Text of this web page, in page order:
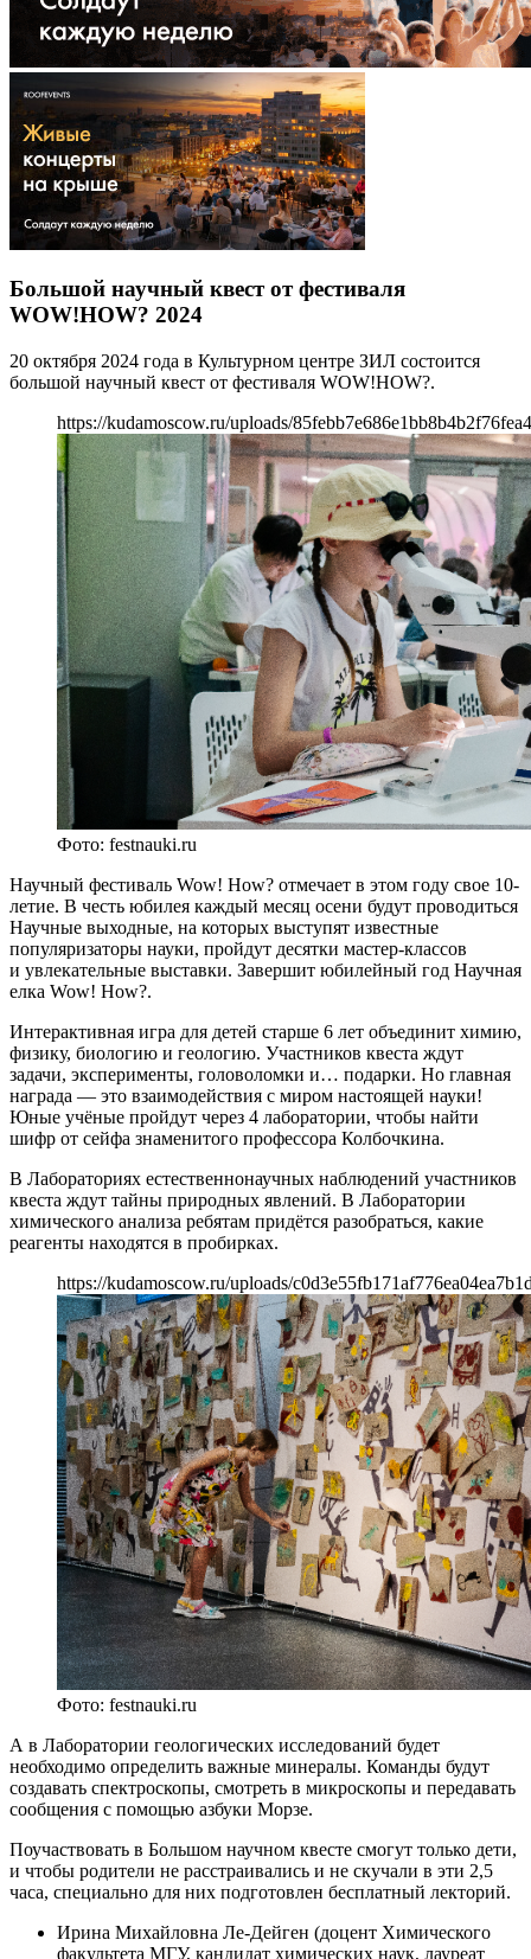
Большой научный квест от фестиваля
WOW!HOW? 2024
20 октября 2024 года в Культурном центре ЗИЛ состоится
большой научный квест от фестиваля WOW!HOW?.
https://kudamoscow.ru/uploads/
Фото: festnauki.ru
Научный фестиваль Wow! How? отмечает в этом году свое 10-
летие. В честь юбилея каждый месяц осени будут проводиться
Научные выходные, на которых выступят известные
популяризаторы науки, пройдут десятки мастер-классов
и увлекательные выставки. Завершит юбилейный год Научная
елка Wow! How?.
Интерактивная игра для детей старше 6 лет объединит химию,
физику, биологию и геологию. Участников квеста ждут
задачи, эксперименты, головоломки и… подарки. Но главная
награда — это взаимодействия с миром настоящей науки!
Юные учёные пройдут через 4 лаборатории, чтобы найти
шифр от сейфа знаменитого профессора Колбочкина.
В Лабораториях естественнонаучных наблюдений участников
квеста ждут тайны природных явлений. В Лаборатории
химического анализа ребятам придётся разобраться, какие
реагенты находятся в пробирках.
https://kudamoscow.ru/uploads/
Фото: festnauki.ru
А в Лаборатории геологических исследований будет
необходимо определить важные минералы. Команды будут
создавать спектроскопы, смотреть в микроскопы и передавать
сообщения с помощью азбуки Морзе.
Поучаствовать в Большом научном квесте смогут только дети,
и чтобы родители не расстраивались и не скучали в эти 2,5
часа, специально для них подготовлен бесплатный лекторий.
Ирина Михайловна Ле-Дейген (доцент Химического
факультета МГУ, кандидат химических наук, лауреат